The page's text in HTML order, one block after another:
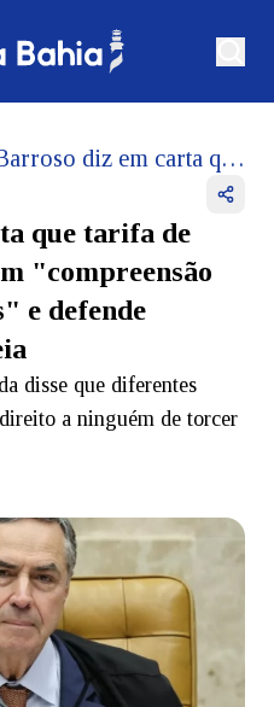
Barroso diz em carta que tarifa de Trump é fundada em "compreensão imprecisa dos fatos" e defende atuação do STF; Leia
que tarifa de
"compreensão
e defende
disse que diferentes
a ninguém de torcer